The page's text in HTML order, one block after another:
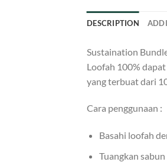
DESCRIPTION
Sustaination
Loofah 100%
yang terbuat dari
Cara penggunaan :
Basahi loofah
Tuangkan